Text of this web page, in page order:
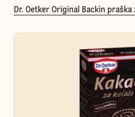
Dr. Oetker Original Backin praška